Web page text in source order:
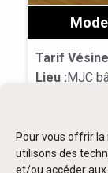
Pour vous offrir
utilisons des
et/ou accéder
Tarif
Lieu :MJC
Horaires &
-
Mardi